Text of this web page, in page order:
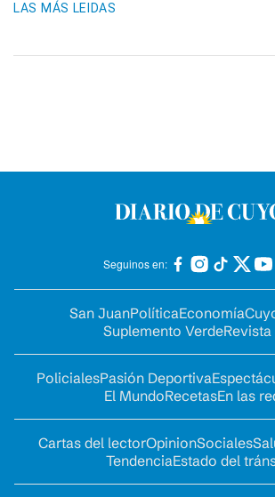
LAS MÁS LEIDAS
Seguinos en:
San JuanPolíticaEconomía
Suplemento VerdeRevista
PolicialesPasión Deportiva
El MundoRecetasEn las
Cartas del lectorOpinionSociales
TendenciaEstado del